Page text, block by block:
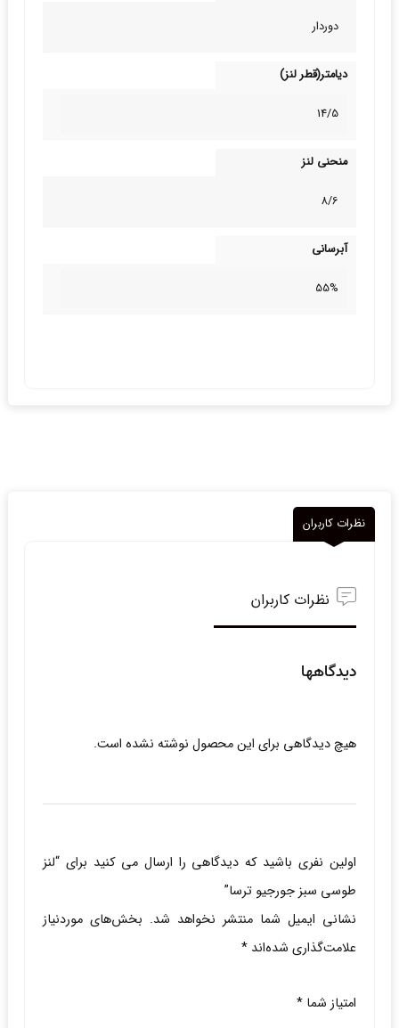
دوردار
دیامتر(قطر لنز)
14/5
منحنی لنز
8/6
آبرسانی
55%
نظرات کاربران
نظرات کاربران
دیدگاهها
هیچ دیدگاهی برای این محصول نوشته نشده است.
اولین نفری باشید که دیدگاهی را ارسال می کنید برای “لنز
طوسی سبز جورجیو ترسا”
نشانی ایمیل شما منتشر نخواهد شد. بخش‌های موردنیاز
علامت‌گذاری شده‌اند *
امتیاز شما *